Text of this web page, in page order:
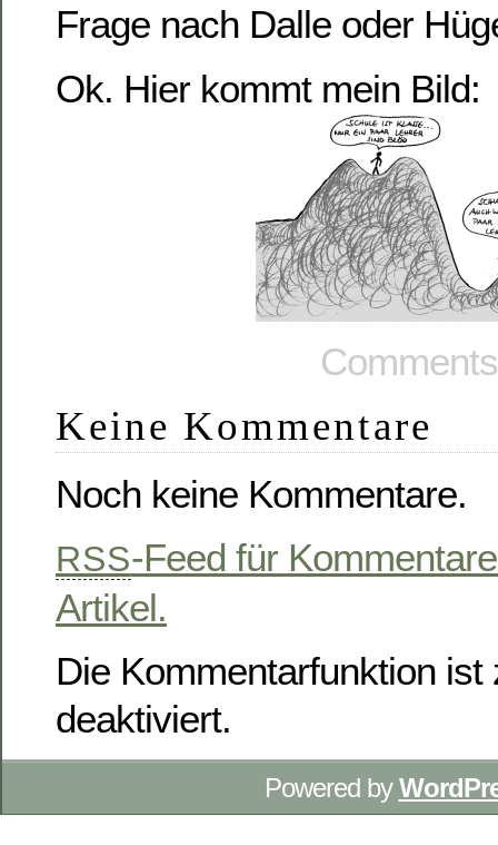
Frage nach Dalle oder
Ok. Hier kommt mein Bild:
Keine Kommentare
Noch keine Kommentare.
RSS-Feed für
Artikel.
Die Kommentarfunktion ist
deaktiviert.
Powered by